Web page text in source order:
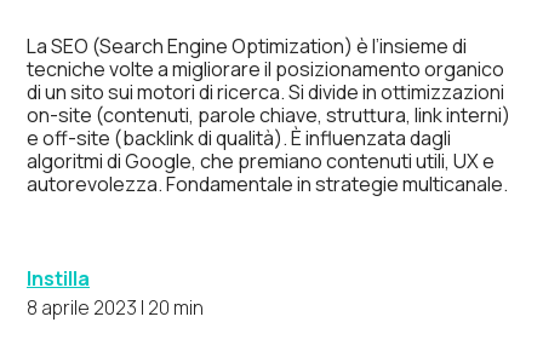
La SEO (Search Engine Optimization) è l’insieme di
tecniche volte a migliorare il posizionamento organico
di un sito sui motori di ricerca. Si divide in ottimizzazioni
on-site (contenuti, parole chiave, struttura, link interni)
e off-site (backlink di qualità). È influenzata dagli
algoritmi di Google, che premiano contenuti utili, UX e
autorevolezza. Fondamentale in strategie multicanale.
Instilla
8 aprile 2023 | 20 min